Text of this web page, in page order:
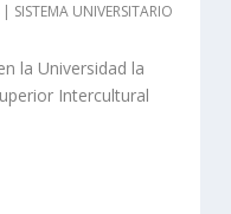
| SISTEMA UNIVERSITARIO
la Universidad la
Intercultural